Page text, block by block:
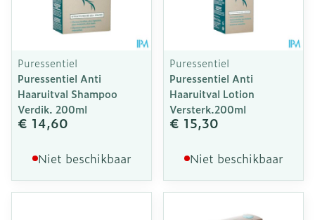
Puressentiel
Puressentiel Anti
Haaruitval Shampoo
Verdik. 200ml
€ 14,60
Niet beschikbaar
Puressentiel
Puressentiel Anti
Haaruitval Lotion
Versterk.200ml
€ 15,30
Niet beschikbaar